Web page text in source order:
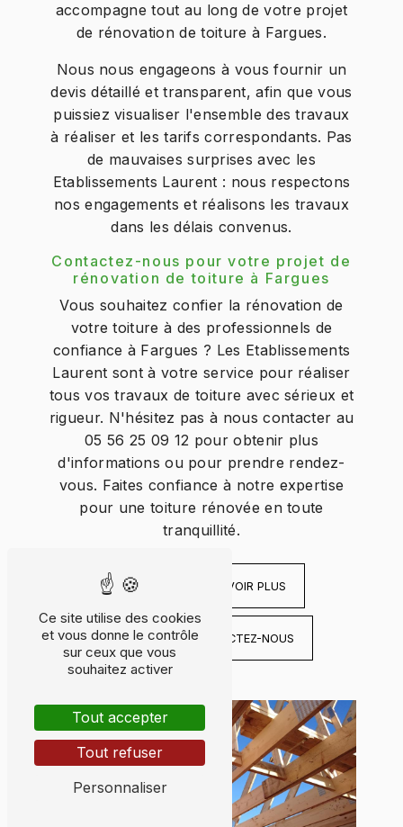
accompagne tout au long de votre projet
de rénovation de toiture à Fargues.
Nous nous engageons à vous fournir un
devis détaillé et transparent, afin que vous
puissiez visualiser l'ensemble des travaux
à réaliser et les tarifs correspondants. Pas
de mauvaises surprises avec les
Etablissements Laurent : nous respectons
nos engagements et réalisons les travaux
dans les délais convenus.
Contactez-nous pour votre projet de
rénovation de toiture à Fargues
Vous souhaitez confier la rénovation de
votre toiture à des professionnels de
confiance à Fargues ? Les Etablissements
Laurent sont à votre service pour réaliser
tous vos travaux de toiture avec sérieux et
rigueur. N'hésitez pas à nous contacter au
05 56 25 09 12 pour obtenir plus
d'informations ou pour prendre rendez-
vous. Faites confiance à notre expertise
pour une toiture rénovée en toute
tranquillité.
EN SAVOIR PLUS
CONTACTEZ-NOUS
Ce site utilise des cookies
et vous donne le contrôle
sur ceux que vous
souhaitez activer
Tout accepter
Tout refuser
Personnaliser